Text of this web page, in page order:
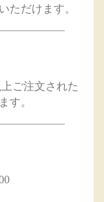
ただけます。
ご注文された
す。